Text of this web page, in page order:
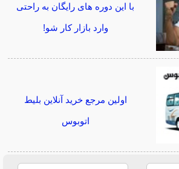
با این دوره های رایگان به راحتی
وارد بازار کار شو!
اولین مرجع خرید آنلاین بلیط
اتوبوس